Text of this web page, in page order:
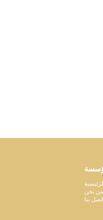
من نحن
اتصل بنا